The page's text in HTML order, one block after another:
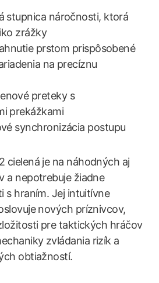
stupnica náročnosti, ktorá
zrážky
prstom prispôsobené
na precíznu
preteky s
prekážkami
synchronizácia postupu
cielená je na náhodných aj
a nepotrebuje žiadne
s hraním. Jej intuitívne
nových príznivcov,
pre taktických hráčov
zvládania rizík a
obtiažností.